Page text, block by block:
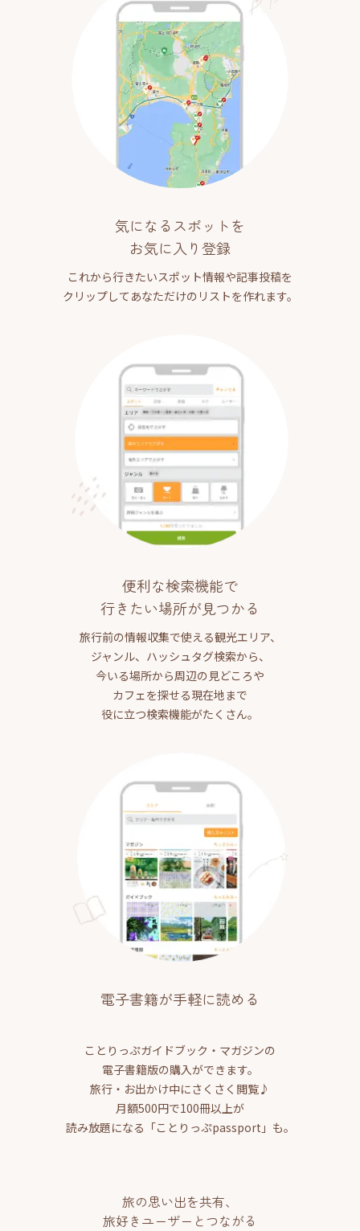
気になるスポットを
お気に入り登録
これから行きたいスポット情報や記事投稿を
クリップしてあなただけのリストを作れます。
便利な検索機能で
行きたい場所が見つかる
旅行前の情報収集で使える観光エリア、
ジャンル、ハッシュタグ検索から、
今いる場所から周辺の見どころや
カフェを探せる現在地まで
役に立つ検索機能がたくさん。
電子書籍が手軽に読める
ことりっぷガイドブック・マガジンの
電子書籍版の購入ができます。
旅行・お出かけ中にさくさく閲覧♪
月額500円で100冊以上が
読み放題になる「ことりっぷpassport」も。
旅の思い出を共有、
旅好きユーザーとつながる